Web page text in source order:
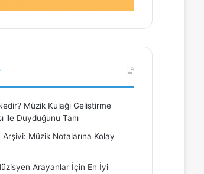
Müzik Kulağı Geliştirme
ile Duyduğunu Tanı
Müzik Notalarına Kolay
Arayanlar İçin En İyi